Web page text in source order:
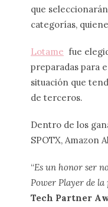
que
categorías,
Lotame fue
preparadas para
situación que
de terceros.
Dentro de los
SPOTX, Amazon
“Es un honor ser
Power Player de
Tech Partner